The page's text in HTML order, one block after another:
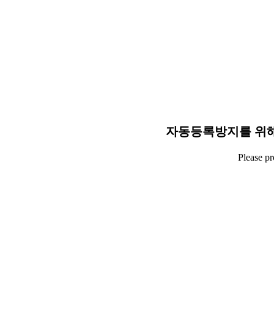
자동등록방지를 위
Please